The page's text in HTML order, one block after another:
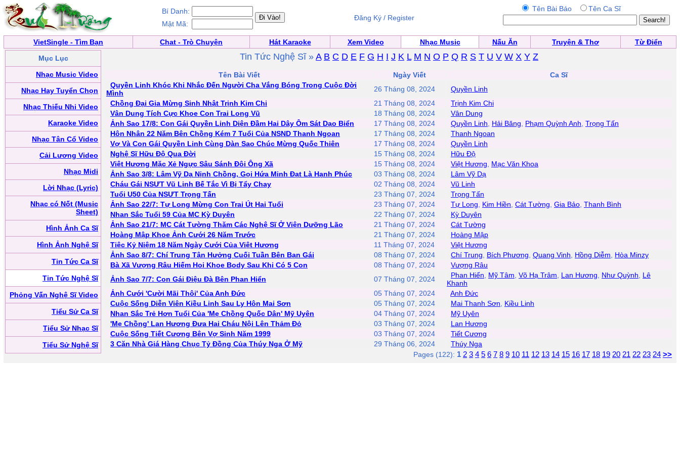
Bí Danh:
Mật Mã:
Đăng Ký / Register
Tên Bài Báo Tên Ca Sĩ
VietSingle - Tìm Bạn Chat - Trò Chuyện Hát Karaoke Xem Video Nhạc Music Nấu Ăn Truyện & Thơ
Từ Điển
Mục Lục
Nhạc Music Video
Nhạc Hay Tuyển Chọn
Nhạc Thiếu Nhi Video
Karaoke Video
Nhạc Tân Cổ Video
Cải Lương Video
Nhạc Midi
Lời Nhạc (Lyric)
Nhạc có Nốt (Music
Sheet)
Hình Ảnh Ca Sĩ
Hình Ảnh Nghệ Sĩ
Tin Tức Ca Sĩ
Tin Tức Nghệ Sĩ
Phỏng Vấn Nghệ Sĩ Video
Tiểu Sử Ca Sĩ
Tiểu Sử Nhạc Sĩ
Tiểu Sử Nghệ Sĩ
Tin Tức Nghệ Sĩ » A B C D E F G H I J K L M N O P Q R S T U V W X Y Z
Tên Bài Viết Ngày Viết
Ca Sĩ
Quyền Linh Khóc Khi Nhắc Đến Người Cha Vắng Bóng Trong Cuộc Đời
Mình
26 Tháng 08, 2024
Quyền Linh
Chồng Đại Gia Mừng Sinh Nhật Trịnh Kim Chi
21 Tháng 08, 2024
Trịnh Kim Chi
Vân Dung Tích Cực Khoe Con Trai Long Vũ
18 Tháng 08, 2024
Vân Dung
Ảnh Sao 17/8: Con Gái Quyền Linh Diện Đầm Hai Dây Ôm Sát Dạo Biển
17 Tháng 08, 2024 Quyền Linh Hải Băng Phạm Quỳnh Anh Trọng Tấn
Hôn Nhân 22 Năm Bên Chồng Kém 7 Tuổi Của NSND Thanh Ngoan
17 Tháng 08, 2024
Thanh Ngoan
Vợ Và Con Gái Quyền Linh Cùng Dàn Sao Chúc Mừng Quốc Thiên
17 Tháng 08, 2024
Quyền Linh
Nghệ Sĩ Hữu Độ Qua Đời
15 Tháng 08, 2024
Hữu Độ
Việt Hương Mặc Xẻ Ngực Sâu Sánh Đôi Ông Xã
15 Tháng 08, 2024 Việt Hương
Mạc Văn Khoa
Ảnh Sao 3/8: Lâm Vỹ Dạ Nịnh Chồng, Gọi Hứa Minh Đạt Là Hạnh Phúc
03 Tháng 08, 2024
Lâm Vỹ Dạ
Cháu Gái NSƯT Vũ Linh Bế Tắc Vì Bị Tẩy Chay
02 Tháng 08, 2024
Vũ Linh
Tuổi U50 Của NSƯT Trọng Tấn
23 Tháng 07, 2024
Trọng Tấn
Ảnh Sao 22/7: Tự Long Mừng Con Trai Út Hai Tuổi
23 Tháng 07, 2024 Tự Long Kim Hiền Cát Tường Gia Bảo Thanh Bình
Nhan Sắc Tuổi 59 Của MC Kỳ Duyên
22 Tháng 07, 2024
Kỳ Duyên
Ảnh Sao 21/7: MC Cát Tường Thăm Các Nghệ Sĩ Ở Viện Dưỡng Lão
21 Tháng 07, 2024
Cát Tường
Hoàng Mập Khoe Ảnh Cưới 26 Năm Trước
21 Tháng 07, 2024
Hoàng Mập
Tiệc Kỷ Niệm 18 Năm Ngày Cưới Của Việt Hương
11 Tháng 07, 2024
Việt Hương
Ảnh Sao 8/7: Chí Trung Tận Hưởng Cuối Tuần Bên Bạn Gái
08 Tháng 07, 2024 Chí Trung Bích Phương Quang Vinh Hồng Diễm
Hòa Minzy
Bà Xã Vượng Râu Hiếm Hoi Khoe Body Sau Khi Có 5 Con
08 Tháng 07, 2024
Vượng Râu
Ảnh Sao 7/7: Con Gái Điệu Đà Bên Phan Hiển
07 Tháng 07, 2024 Phan Hiển Mỹ Tâm Võ Hạ Trâm Lan Hương Như Quỳnh
Lê
Khanh
Ảnh Cưới 'Cười Mãi Thôi' Của Anh Đức
05 Tháng 07, 2024
Anh Đức
Cuộc Sống Diễn Viên Kiều Linh Sau Ly Hôn Mai Sơn
05 Tháng 07, 2024 Mai Thanh Sơn
Kiều Linh
Nhan Sắc Trẻ Hơn Tuổi Của 'Mẹ Chồng Quốc Dân' Mỹ Uyên
04 Tháng 07, 2024
Mỹ Uyên
'Mẹ Chồng' Lan Hương Đưa Hai Cháu Nội Lên Thảm Đỏ
03 Tháng 07, 2024
Lan Hương
Cuộc Sống Tiết Cương Bên Vợ Sinh Năm 1999
03 Tháng 07, 2024
Tiết Cương
3 Căn Nhà Giá Hàng Chục Tỷ Đồng Của Thúy Nga Ở Mỹ
29 Tháng 06, 2024
Thúy Nga
Pages (122): 1 2 3 4 5 6 7 8 9 10 11 12 13 14 15 16 17 18 19 20 21 22 23 24 >>